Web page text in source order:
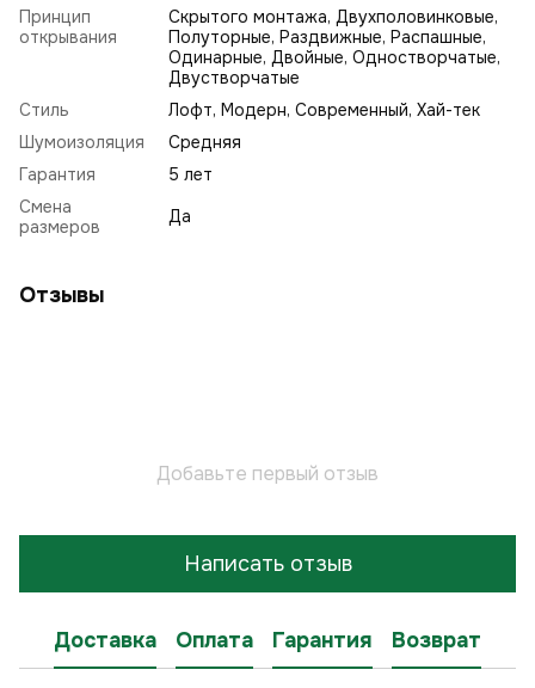
Принцип
открывания
Скрытого монтажа, Двухполовинковые,
Полуторные, Раздвижные, Распашные,
Одинарные, Двойные, Одностворчатые,
Двустворчатые
Стиль
Лофт, Модерн, Современный, Хай-тек
Шумоизоляция
Средняя
Гарантия
5 лет
Смена
размеров
Да
Отзывы
Добавьте первый отзыв
Написать отзыв
Доставка Оплата Гарантия Возврат